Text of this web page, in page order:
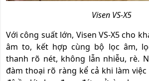
Visen VS-X5
Với công suất lớn, Visen VS-X5 cho
âm to, kết hợp cùng bộ lọc âm,
thanh rõ nét, không lẫn nhiễu, rè.
đàm thoại rõ ràng kể cả khi làm